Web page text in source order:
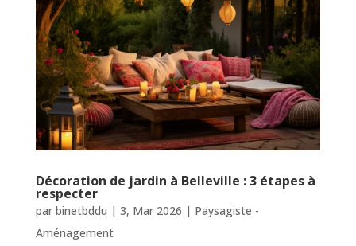
Décoration de jardin à Belleville : 3 étapes à
respecter
par binetbddu | 3, Mar 2026 | Paysagiste -
Aménagement